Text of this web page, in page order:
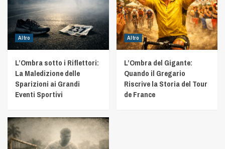
Altro
L’Ombra sotto i Riflettori:
La Maledizione delle
Sparizioni ai Grandi
Eventi Sportivi
Altro
L’Ombra del Gigante:
Quando il Gregario
Riscrive la Storia del Tour
de France